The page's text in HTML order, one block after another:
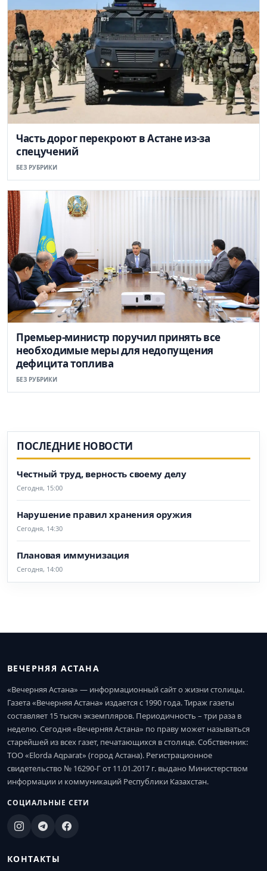
Часть дорог перекроют в Астане из-за
спецучений
БЕЗ РУБРИКИ
Премьер-министр поручил принять все
необходимые меры для недопущения
дефицита топлива
БЕЗ РУБРИКИ
ПОСЛЕДНИЕ НОВОСТИ
Честный труд, верность своему делу
Сегодня, 15:00
Нарушение правил хранения оружия
Сегодня, 14:30
Плановая иммунизация
Сегодня, 14:00
ВЕЧЕРНЯЯ АСТАНА
«Вечерняя Астана» — информационный сайт о жизни столицы.
Газета «Вечерняя Астана» издается с 1990 года. Тираж газеты
составляет 15 тысяч экземпляров. Периодичность – три раза в
неделю. Сегодня «Вечерняя Астана» по праву может называться
старейшей из всех газет, печатающихся в столице. Собственник:
ТОО «Elorda Aqparat» (город Астана). Регистрационное
свидетельство № 16290-Г от 11.01.2017 г. выдано Министерством
информации и коммуникаций Республики Казахстан.
СОЦИАЛЬНЫЕ СЕТИ
КОНТАКТЫ